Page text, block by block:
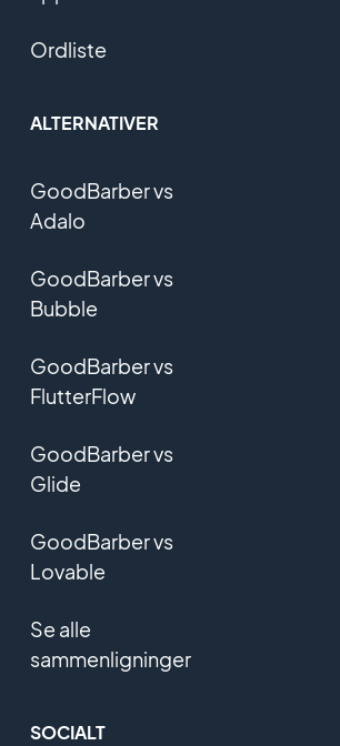
Ordliste
ALTERNATIVER
GoodBarber vs
Adalo
GoodBarber vs
Bubble
GoodBarber vs
FlutterFlow
GoodBarber vs
Glide
GoodBarber vs
Lovable
Se alle
sammenligninger
SOCIALT